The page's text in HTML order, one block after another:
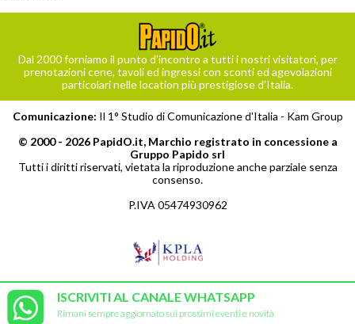
ISCRIVITI AL CANALE WHATSAPP
Rimani sempre aggiornato sui prossimi eventi e novità
Dal 2000 forniamo il punto d’incontro a tutti i nostri visitatori, per
prenotazioni cene, tavoli ed ingressi con sconti ed agevolazioni
particolari nelle location più prestigiose d’Italia.
Comunicazione: Il 1° Studio di Comunicazione d'Italia - Kam Group
© 2000 - 2026 PapidO.it, Marchio registrato in concessione a
Gruppo Papido srl
Tutti i diritti riservati, vietata la riproduzione anche parziale senza
consenso.
P.IVA 05474930962